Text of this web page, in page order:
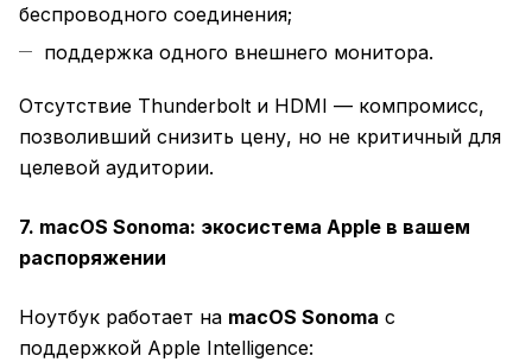
беспроводного соединения;
поддержка одного внешнего монитора.
Отсутствие Thunderbolt и HDMI — компромисс,
позволивший снизить цену, но не критичный для
целевой аудитории.
7. macOS Sonoma: экосистема Apple в вашем
распоряжении
Ноутбук работает на macOS Sonoma с
поддержкой Apple Intelligence: